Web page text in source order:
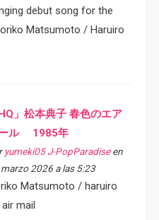
debut song for the
Matsumoto / Haruiro
HQ」松本典子 春色のエア
ル 1985年
yumeki05 J-PopParadiseen
marzo 2026 a las 5:23
Matsumoto / haruiro
mail